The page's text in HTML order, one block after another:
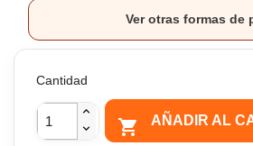
Ver otras formas de
Cantidad
 AÑADIR AL